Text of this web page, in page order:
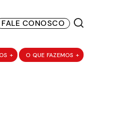
FALE CONOSCO
+ O QUE FAZEMOS +